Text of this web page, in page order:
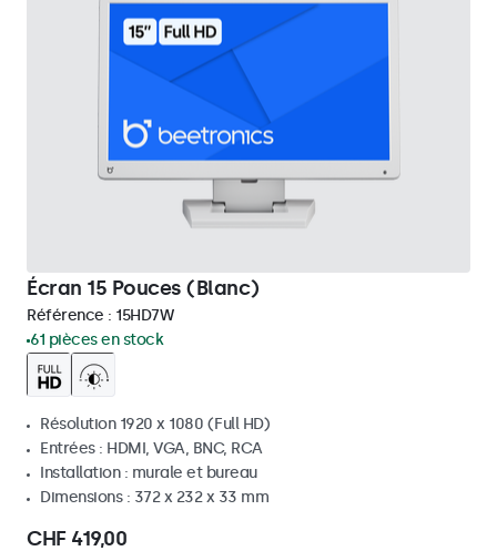
Écran 15 Pouces (Blanc)
Référence : 15HD7W
61 pièces en stock
Résolution 1920 x 1080 (Full HD)
Entrées : HDMI, VGA, BNC, RCA
Installation : murale et bureau
Dimensions : 372 x 232 x 33 mm
CHF 419,00